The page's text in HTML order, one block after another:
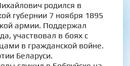
родился в
губернии 7 ноября 1895
армии. Поддержал
участвовал в боях с
в гражданской войне.
Беларуси.